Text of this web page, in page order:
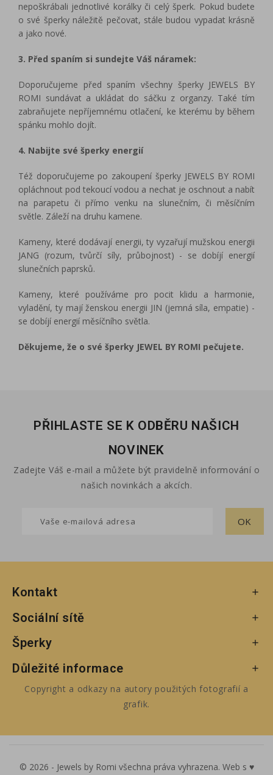
nepoškrábali jednotlivé korálky či celý šperk. Pokud budete
o své šperky náležitě pečovat, stále budou vypadat krásně
a jako nové.
3. Před spaním si sundejte Váš náramek:
Doporučujeme před spaním všechny šperky JEWELS BY
ROMI sundávat a ukládat do sáčku z organzy. Také tím
zabraňujete nepříjemnému otlačení, ke kterému by během
spánku mohlo dojít.
4. Nabijte své šperky energií
Též doporučujeme po zakoupení šperky JEWELS BY ROMI
opláchnout pod tekoucí vodou a nechat je oschnout a nabít
na parapetu či přímo venku na slunečním, či měsíčním
světle. Záleží na druhu kamene.
Kameny, které dodávají energii, ty vyzařují mužskou energii
JANG (rozum, tvůrčí síly, průbojnost) - se dobíjí energií
slunečních paprsků.
Kameny, které používáme pro pocit klidu a harmonie,
vyladění, ty mají ženskou energii JIN (jemná síla, empatie) -
se dobíjí energií měsíčního světla.
Děkujeme, že o své šperky JEWEL BY ROMI pečujete.
PŘIHLASTE SE K ODBĚRU NAŠICH
NOVINEK
Zadejte Váš e-mail a můžete být pravidelně informování o
našich novinkách a akcích.
Kontakt 
Sociální sítě 
Šperky 
Důležité informace 
Copyright a odkazy na autory použitých fotografií a
grafik.
© 2026 - Jewels by Romi všechna práva vyhrazena. Web s ♥